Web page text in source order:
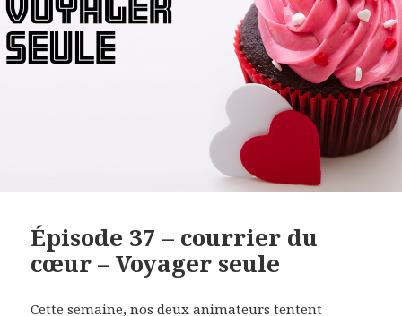
Épisode 37 – courrier du
cœur – Voyager seule
Cette semaine, nos deux animateurs tentent